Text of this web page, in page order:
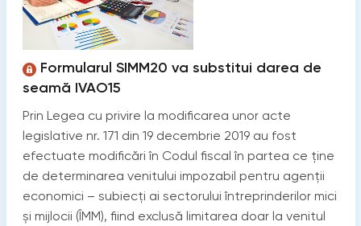
Formularul SIMM20 va substitui darea de
seamă IVAO15
Prin Legea cu privire la modificarea unor acte
legislative nr. 171 din 19 decembrie 2019 au fost
efectuate modificări în Codul fiscal în partea ce ține
de determinarea venitului impozabil pentru agenții
economici – subiecți ai sectorului întreprinderilor mici
şi mijlocii (ÎMM), fiind exclusă limitarea doar la venitul